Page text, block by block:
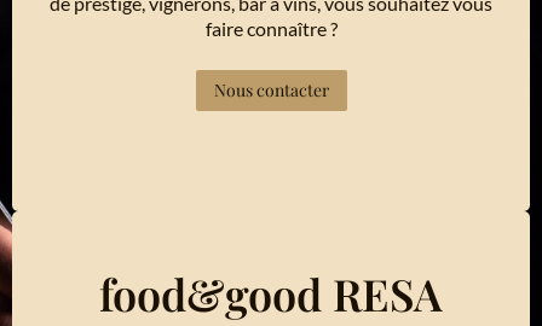
faire connaître ?
Nous contacter
food&good RESA